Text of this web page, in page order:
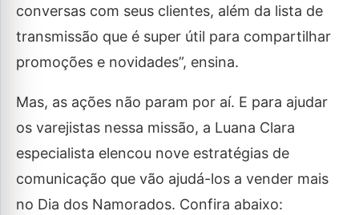
conversas com seus clientes, além da lista de
transmissão que é super útil para compartilhar
promoções e novidades”, ensina.
Mas, as ações não param por aí. E para ajudar
os varejistas nessa missão, a Luana Clara
especialista elencou nove estratégias de
comunicação que vão ajudá-los a vender mais
no Dia dos Namorados. Confira abaixo: